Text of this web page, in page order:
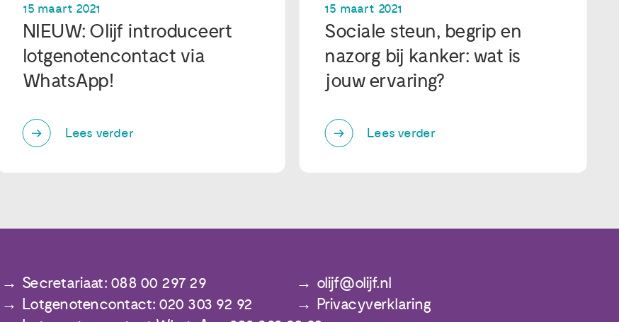
15 maart 2021
NIEUW: Olijf introduceert
lotgenotencontact via
WhatsApp!
Lees verder
15 maart 2021
Sociale steun, begrip en
nazorg bij kanker: wat is
jouw ervaring?
Lees verder
Secretariaat: 088 00 297 29
olijf@olijf.nl
Lotgenotencontact: 020 303 92 92
Privacyverklaring